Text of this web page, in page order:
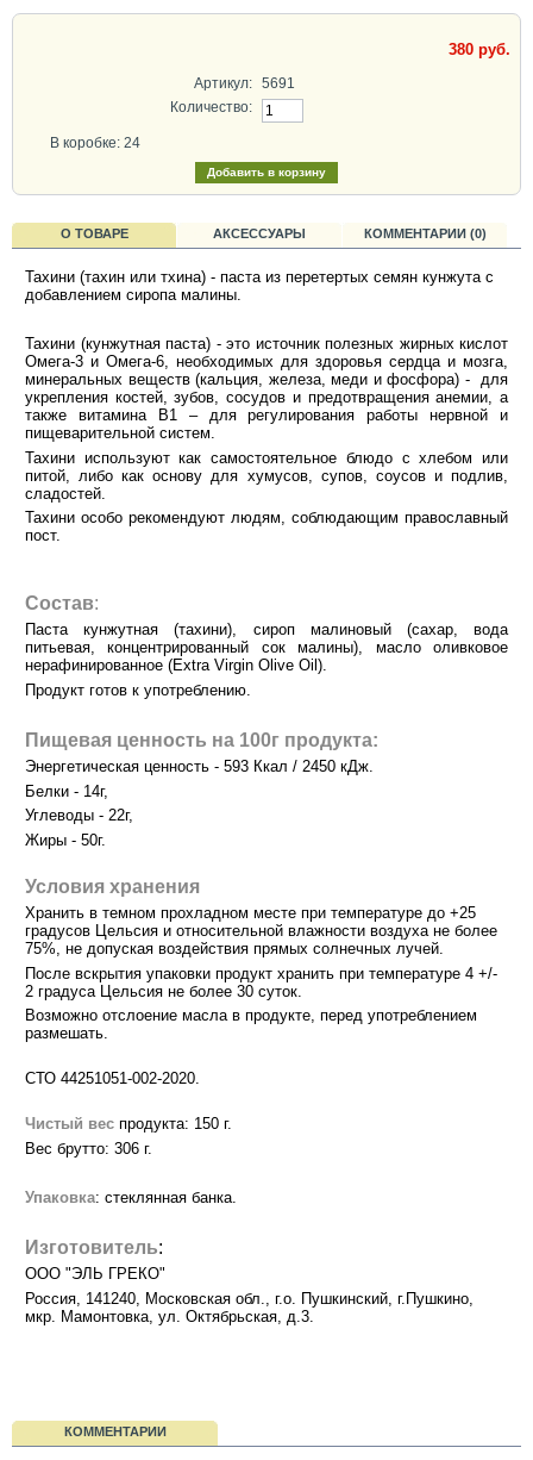
380 руб.
Артикул: 5691
Количество:
В коробке: 24
О ТОВАРЕ АКСЕССУАРЫ КОММЕНТАРИИ (0)
Тахини (тахин или тхина) - паста из перетертых семян кунжута с
добавлением сиропа малины.
Тахини (кунжутная паста) - это источник полезных жирных кислот
Омега-3 и Омега-6, необходимых для здоровья сердца и мозга,
минеральных веществ (кальция, железа, меди и фосфора) - для
укрепления костей, зубов, сосудов и предотвращения анемии, а
также витамина В1 – для регулирования работы нервной и
пищеварительной систем.
Тахини используют как самостоятельное блюдо с хлебом или
питой, либо как основу для хумусов, супов, соусов и подлив,
сладостей.
Тахини особо рекомендуют людям, соблюдающим православный
пост.
Состав:
Паста кунжутная (тахини), сироп малиновый (сахар, вода
питьевая, концентрированный сок малины), масло оливковое
нерафинированное (Extra Virgin Olive Oil).
Продукт готов к употреблению.
Пищевая ценность на 100г продукта:
Энергетическая ценность - 593 Ккал / 2450 кДж.
Белки - 14г,
Углеводы - 22г,
Жиры - 50г.
Условия хранения
Хранить в темном прохладном месте при температуре до +25
градусов Цельсия и относительной влажности воздуха не более
75%, не допуская воздействия прямых солнечных лучей.
После вскрытия упаковки продукт хранить при температуре 4 +/-
2 градуса Цельсия не более 30 суток.
Возможно отслоение масла в продукте, перед употреблением
размешать.
СТО 44251051-002-2020.
Чистый вес продукта: 150 г.
Вес брутто: 306 г.
Упаковка: стеклянная банка.
Изготовитель:
ООО "ЭЛЬ ГРЕКО"
Россия, 141240, Московская обл., г.о. Пушкинский, г.Пушкино,
мкр. Мамонтовка, ул. Октябрьская, д.3.
КОММЕНТАРИИ